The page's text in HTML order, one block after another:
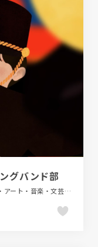
グバンド部
イラスト、エレガント、カラフル、デザイン・アート・音楽・文芸、ブランド・サービスサイト、ポップ